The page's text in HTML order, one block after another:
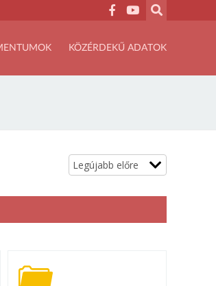
KÖZÉRDEKŰ ADATOK